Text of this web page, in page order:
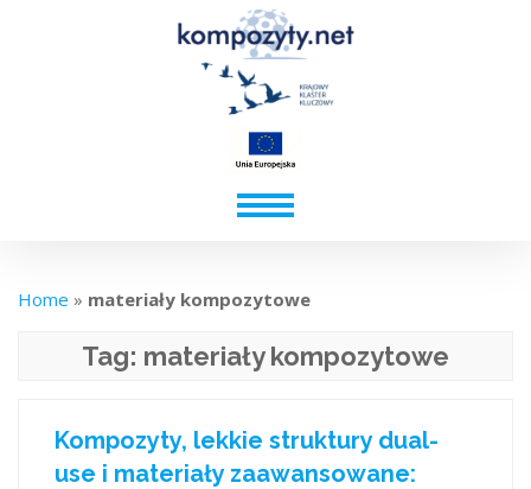
Home » materiały kompozytowe
Tag: materiały kompozytowe
Kompozyty, lekkie struktury dual-
use i materiały zaawansowane: